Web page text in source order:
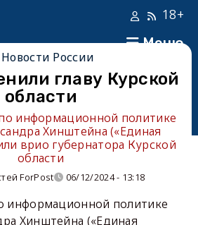
Меню
18+
Новости России
главу Курской
области
информационной политике
Хинштейна («Единая
врио губернатора Курской
области
ForPost 06/12/2024 - 13:18
информационной политике
Хинштейна («Единая